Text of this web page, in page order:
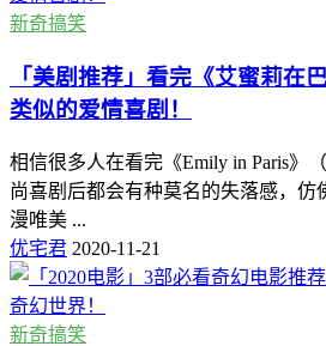
新奇搞笑
「美剧推荐」看完《艾蜜莉在
类似的爱情喜剧！
相信很多人在看完《Emily in Paris》
尚喜剧后都会有种莫名的失落感，仿
漫唯美 ...
优宅君 2020-11-21
新奇搞笑